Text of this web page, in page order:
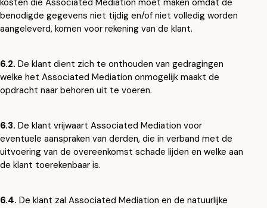
kosten die Associated Mediation moet maken omdat de
benodigde gegevens niet tijdig en/of niet volledig worden
aangeleverd, komen voor rekening van de klant.
6.2. De klant dient zich te onthouden van gedragingen
welke het Associated Mediation onmogelijk maakt de
opdracht naar behoren uit te voeren.
6.3. De klant vrijwaart Associated Mediation voor
eventuele aanspraken van derden, die in verband met de
uitvoering van de overeenkomst schade lijden en welke aan
de klant toerekenbaar is.
6.4. De klant zal Associated Mediation en de natuurlijke